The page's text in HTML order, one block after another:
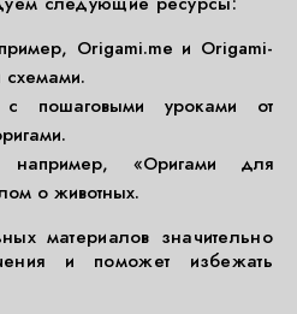
Origami.me и Origami-
пошаговыми уроками от
«Оригами для
о животных.
материалов значительно
и поможет избежать